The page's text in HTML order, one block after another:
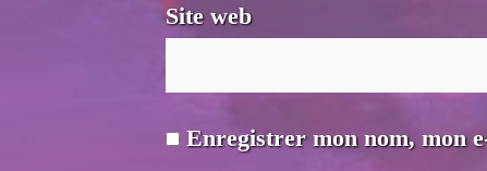
Site web
Enregistrer mon nom, mon